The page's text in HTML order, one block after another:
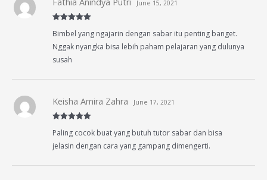
of 5
June 15, 2021
Bimbel yang ngajarin dengan sabar itu penting banget.
Nggak nyangka bisa lebih paham pelajaran yang dulunya
susah
of 5
Keisha Amira Zahra June 17, 2021
Paling cocok buat yang butuh tutor sabar dan bisa
jelasin dengan cara yang gampang dimengerti.